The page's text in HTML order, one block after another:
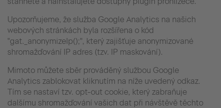
Upozorňujeme, že služba Google Analytics na našich
webových stránkách byla rozšířena o kód
"gat._anonymizeIp();", který zajišťuje anonymizované
shromažďování IP adres (tzv. IP maskování).
Mimoto můžete sběr prováděný službou Google
Analytics zablokovat kliknutím na níže uvedený odkaz.
Tím se nastaví tzv. opt-out cookie, který zabraňuje
dalšímu shromažďování vašich dat při návštěvě těchto